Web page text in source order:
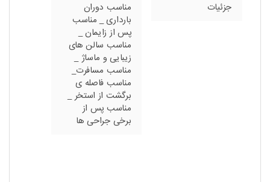
جزئیات
مناسب دوران
بارداری _ مناسب
پس از زایمان _
مناسب سالن های
زیبایی و ماساژ _
مناسب مسافرت_
مناسب فاصله ی
برگشت از استخر _
مناسب پس از
برخی جراحی ها